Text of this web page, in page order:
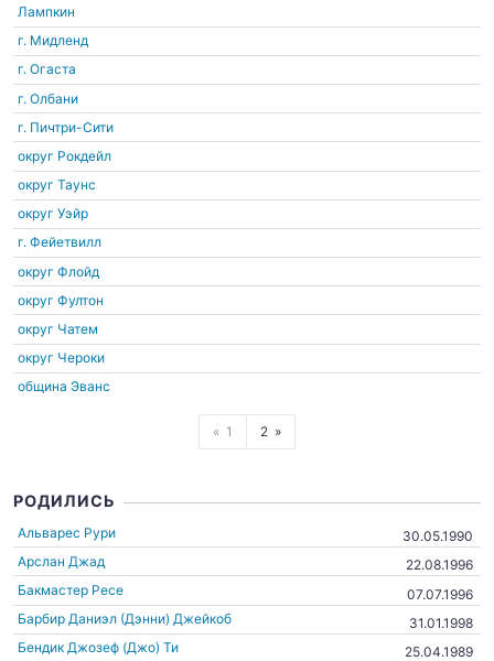
Лампкин
г. Мидленд
г. Огаста
г. Олбани
г. Пичтри-Сити
округ Рокдейл
округ Таунс
округ Уэйр
г. Фейетвилл
округ Флойд
округ Фултон
округ Чатем
округ Чероки
община Эванс
1 2
РОДИЛИСЬ
Альварес Рури
30.05.1990
Арслан Джад
22.08.1996
Бакмастер Ресе
07.07.1996
Барбир Даниэл (Дэнни) Джейкоб
31.01.1998
Бендик Джозеф (Джо) Ти
25.04.1989